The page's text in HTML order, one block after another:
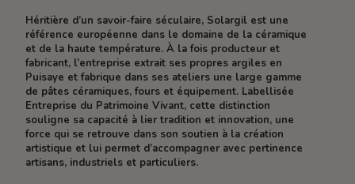
Héritière d’un savoir-faire séculaire, Solargil est une
référence européenne dans le domaine de la céramique
et de la haute température. À la fois producteur et
fabricant, l’entreprise extrait ses propres argiles en
Puisaye et fabrique dans ses ateliers une large gamme
de pâtes céramiques, fours et équipement. Labellisée
Entreprise du Patrimoine Vivant, cette distinction
souligne sa capacité à lier tradition et innovation, une
force qui se retrouve dans son soutien à la création
artistique et lui permet d’accompagner avec pertinence
artisans, industriels et particuliers.